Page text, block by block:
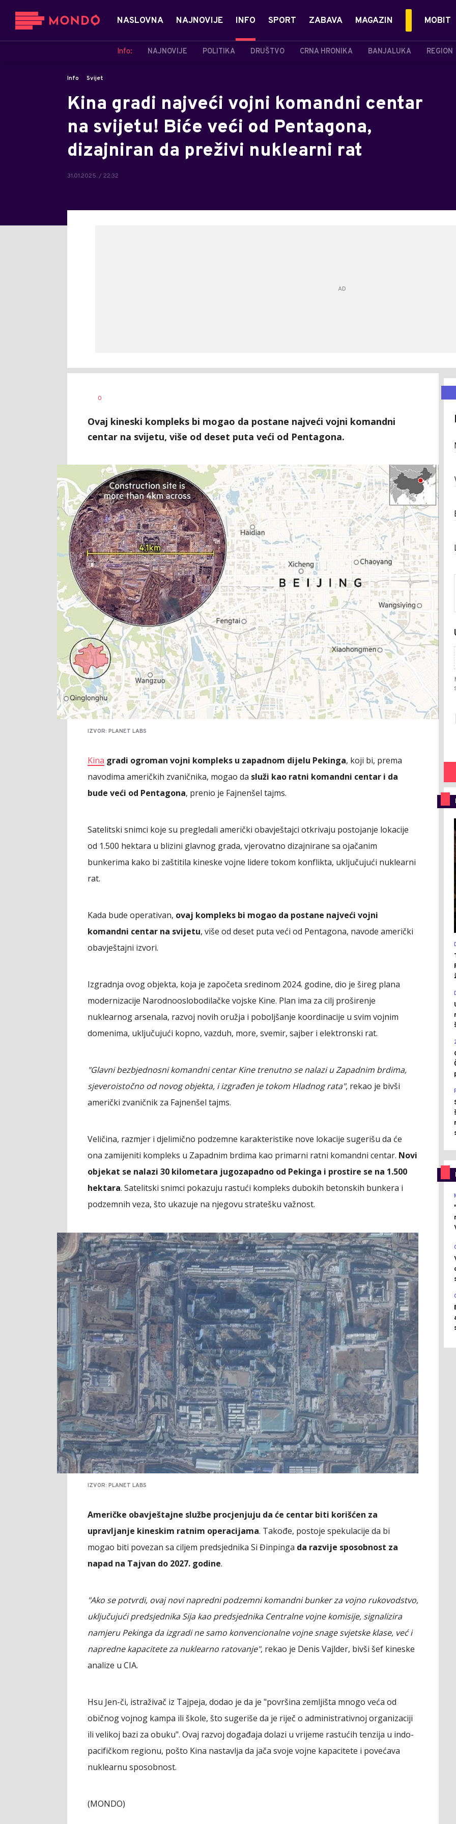
NASLOVNA NAJNOVIJE INFO
Info: NAJNOVIJE POLITIKA DRUŠTVO CRNA HRONIKA BANJALUKA REGION
SPORT ZABAVA MAGAZIN MOBIT
Info Svijet
Kina gradi najveći vojni komandni centar
na svijetu! Biće veći od Pentagona,
dizajniran da preživi nuklearni rat
31.01.2025. / 22:32
0
Ovaj kineski kompleks bi mogao da postane najveći vojni komandni
centar na svijetu, više od deset puta veći od Pentagona.
IZVOR: PLANET LABS
Kina gradi ogroman vojni kompleks u zapadnom dijelu Pekinga, koji bi, prema
navodima američkih zvaničnika, mogao da služi kao ratni komandni centar i da
bude veći od Pentagona, prenio je Fajnenšel tajms.
Satelitski snimci koje su pregledali američki obavještajci otkrivaju postojanje lokacije
od 1.500 hektara u blizini glavnog grada, vjerovatno dizajnirane sa ojačanim
bunkerima kako bi zaštitila kineske vojne lidere tokom konflikta, uključujući nuklearni
rat.
Kada bude operativan, ovaj kompleks bi mogao da postane najveći vojni
komandni centar na svijetu, više od deset puta veći od Pentagona, navode američki
obavještajni izvori.
Izgradnja ovog objekta, koja je započeta sredinom 2024. godine, dio je šireg plana
modernizacije Narodnooslobodilačke vojske Kine. Plan ima za cilj proširenje
nuklearnog arsenala, razvoj novih oružja i poboljšanje koordinacije u svim vojnim
domenima, uključujući kopno, vazduh, more, svemir, sajber i elektronski rat.
"Glavni bezbjednosni komandni centar Kine trenutno se nalazi u Zapadnim brdima,
sjeveroistočno od novog objekta, i izgrađen je tokom Hladnog rata", rekao je bivši
američki zvaničnik za Fajnenšel tajms.
Veličina, razmjer i djelimično podzemne karakteristike nove lokacije sugerišu da će
ona zamijeniti kompleks u Zapadnim brdima kao primarni ratni komandni centar. Novi
objekat se nalazi 30 kilometara jugozapadno od Pekinga i prostire se na 1.500
hektara. Satelitski snimci pokazuju rastući kompleks dubokih betonskih bunkera i
podzemnih veza, što ukazuje na njegovu stratešku važnost.
IZVOR: PLANET LABS
Američke obavještajne službe procjenjuju da će centar biti korišćen za
upravljanje kineskim ratnim operacijama. Takođe, postoje spekulacije da bi
mogao biti povezan sa ciljem predsjednika Si Đinpinga da razvije sposobnost za
napad na Tajvan do 2027. godine.
"Ako se potvrdi, ovaj novi napredni podzemni komandni bunker za vojno rukovodstvo,
uključujući predsjednika Sija kao predsjednika Centralne vojne komisije, signalizira
namjeru Pekinga da izgradi ne samo konvencionalne vojne snage svjetske klase, već i
napredne kapacitete za nuklearno ratovanje", rekao je Denis Vajlder, bivši šef kineske
analize u CIA.
Hsu Jen-či, istraživač iz Tajpeja, dodao je da je "površina zemljišta mnogo veća od
običnog vojnog kampa ili škole, što sugeriše da je riječ o administrativnoj organizaciji
ili velikoj bazi za obuku". Ovaj razvoj događaja dolazi u vrijeme rastućih tenzija u indo-
pacifičkom regionu, pošto Kina nastavlja da jača svoje vojne kapacitete i povećava
nuklearnu sposobnost.
(MONDO)